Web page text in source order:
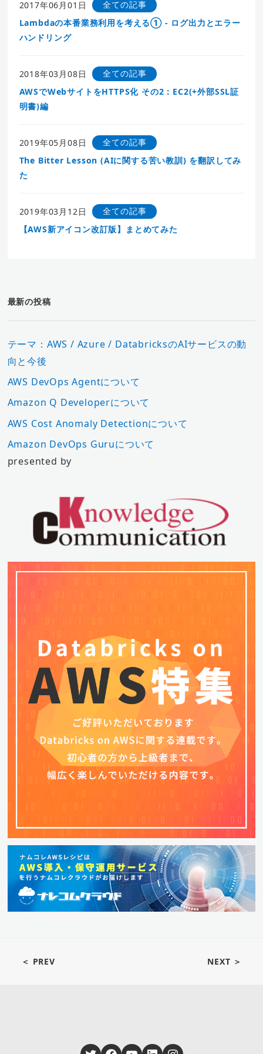
2017年06月01日
全ての記事
Lambdaの本番業務利用を考える① - ログ出力とエラー
ハンドリング
2018年03月08日
全ての記事
AWSでWebサイトをHTTPS化 その2：EC2(+外部SSL証
明書)編
2019年05月08日
全ての記事
The Bitter Lesson (AIに関する苦い教訓) を翻訳してみ
た
2019年03月12日
全ての記事
【AWS新アイコン改訂版】まとめてみた
最新の投稿
テーマ：AWS / Azure / DatabricksのAIサービスの動
向と今後
AWS DevOps Agentについて
Amazon Q Developerについて
AWS Cost Anomaly Detectionについて
Amazon DevOps Guruについて
presented by
＜ PREV NEXT ＞